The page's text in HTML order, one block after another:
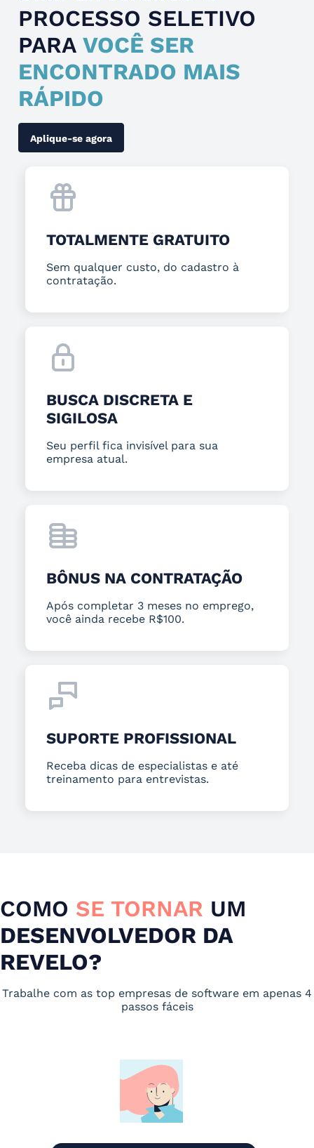
PROCESSO SELETIVO
PARA VOCÊ SER
ENCONTRADO MAIS
RÁPIDO
Aplique-se agora
TOTALMENTE GRATUITO
Sem qualquer custo, do cadastro à
contratação.
BUSCA DISCRETA E
SIGILOSA
Seu perfil fica invisível para sua
empresa atual.
BÔNUS NA CONTRATAÇÃO
Após completar 3 meses no emprego,
você ainda recebe R$100.
SUPORTE PROFISSIONAL
Receba dicas de especialistas e até
treinamento para entrevistas.
COMO SE TORNAR UM
DESENVOLVEDOR DA
REVELO?
Trabalhe com as top empresas de software em apenas 4
passos fáceis